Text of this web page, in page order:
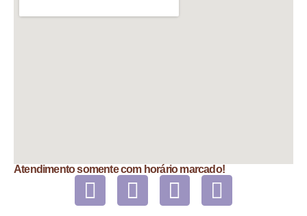
Atendimento somente com horário marcado!